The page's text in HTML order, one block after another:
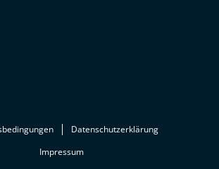
Datenschutzerklärung
Impressum